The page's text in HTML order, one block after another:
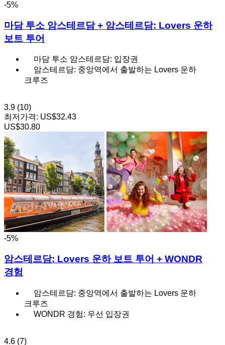
-5%
마담 투소 암스테르담 + 암스테르담: Lovers 운하
보트 투어
마담 투소 암스테르담: 입장권
암스테르담: 중앙역에서 출발하는 Lovers 운하
크루즈
3.9 (10)
최저가격: US$32.43
US$30.80
-5%
암스테르담: Lovers 운하 보트 투어 + WONDR
경험
암스테르담: 중앙역에서 출발하는 Lovers 운하
크루즈
WONDR 경험: 우선 입장권
4.6 (7)